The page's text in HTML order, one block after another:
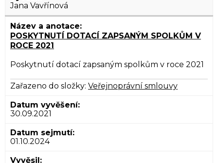
Jana Vavřínová
POSKYTNUTÍ DOTACÍ ZAPSANÝM SPOLKŮM V
ROCE 2021
Poskytnutí dotací zapsaným spolkům v roce 2021
Zařazeno do složky: Veřejnoprávní smlouvy
30.09.2021
01.10.2024